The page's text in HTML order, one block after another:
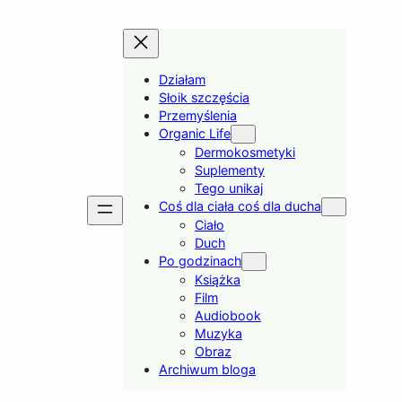
Działam
Słoik szczęścia
Przemyślenia
Organic Life
Dermokosmetyki
Suplementy
Tego unikaj
Coś dla ciała coś dla ducha
Ciało
Duch
Po godzinach
Książka
Film
Audiobook
Muzyka
Obraz
Archiwum bloga